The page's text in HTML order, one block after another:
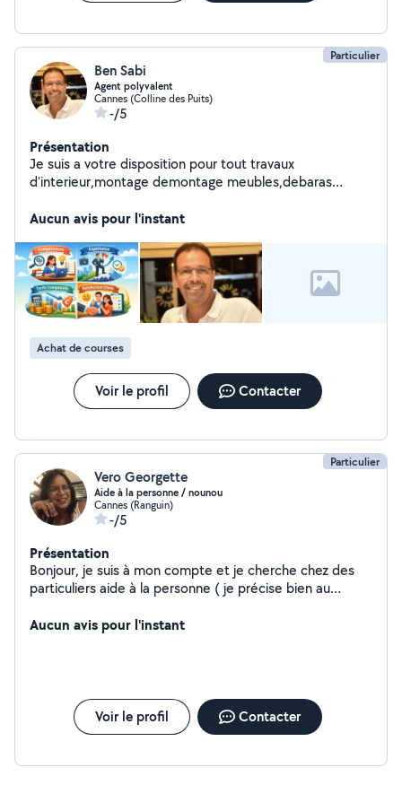
Particulier
Ben Sabi
Agent polyvalent
Cannes (Colline des Puits)
-/5
Présentation
Je suis a votre disposition pour tout travaux
d'interieur,montage demontage meubles,debaras
Aucun avis pour l'instant
Achat de courses
Voir le profil Contacter
Particulier
Vero Georgette
Aide à la personne / nounou
Cannes (Ranguin)
-/5
Présentation
Bonjour, je suis à mon compte et je cherche chez des
particuliers aide à la personne ( je précise bien au
Pegomas et cannes la Bocca. 15 euros de l'heure net
Aucun avis pour l'instant
Voir le profil Contacter